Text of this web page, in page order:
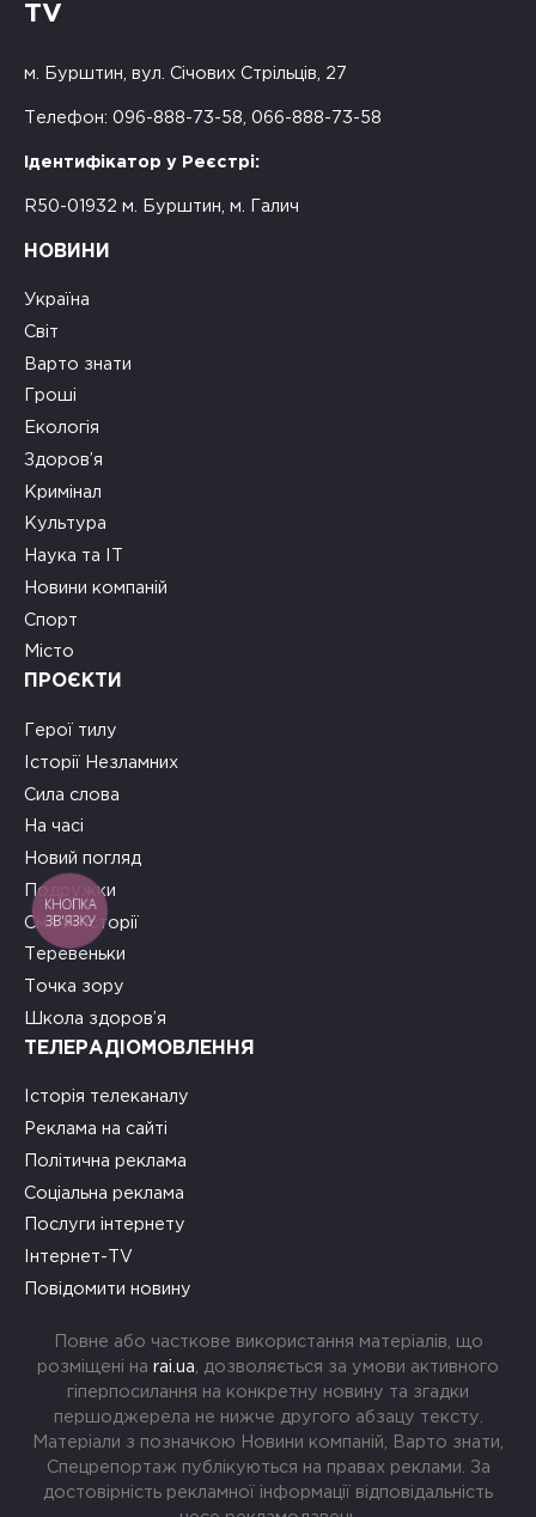
TV
м. Бурштин, вул. Січових Стрільців, 27
Телефон: 096-888-73-58, 066-888-73-58
Ідентифікатор у Реєстрі:
R50-01932 м. Бурштин, м. Галич
НОВИНИ
Україна
Світ
Варто знати
Гроші
Екологія
Здоров’я
Кримінал
Культура
Наука та ІТ
Новини компаній
Спорт
Місто
ПРОЄКТИ
Герої тилу
Історії Незламних
Сила слова
На часі
Новий погляд
Подружки
Смачні історії
Теревеньки
Точка зору
Школа здоров’я
ТЕЛЕРАДІОМОВЛЕННЯ
Історія телеканалу
Реклама на сайті
Політична реклама
Соціальна реклама
Послуги інтернету
Інтернет-TV
Повідомити новину
Повне або часткове використання матеріалів, що
розміщені на rai.ua , дозволяється за умови активного
гіперпосилання на конкретну новину та згадки
першоджерела не нижче другого абзацу тексту.
Матеріали з позначкою Новини компаній, Варто знати,
Спецрепортаж публікуються на правах реклами. За
достовірність рекламної інформації відповідальність
КНОПКА
ЗВ'ЯЗКУ